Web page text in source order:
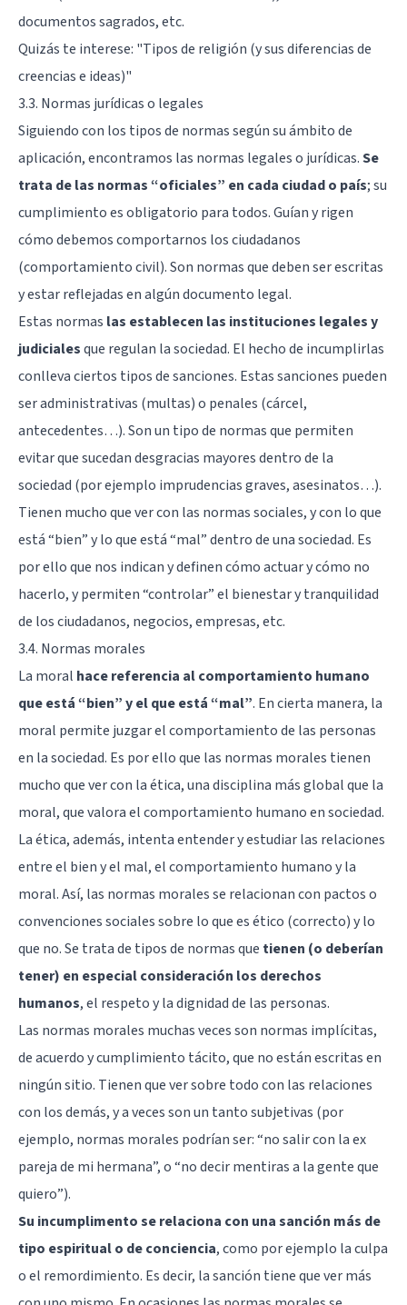
documentos sagrados, etc.
Quizás te interese: "Tipos de religión (y sus diferencias de
creencias e ideas)"
3.3. Normas jurídicas o legales
Siguiendo con los tipos de normas según su ámbito de
aplicación, encontramos las normas legales o jurídicas.Se
trata de las normas “oficiales” en cada ciudad o país; su
cumplimiento es obligatorio para todos. Guían y rigen
cómo debemos comportarnos los ciudadanos
(comportamiento civil). Son normas que deben ser escritas
y estar reflejadas en algún documento legal.
Estas normas las establecen las instituciones legales y
judicialesque regulan la sociedad. El hecho de incumplirlas
conlleva ciertos tipos de sanciones. Estas sanciones pueden
ser administrativas (multas) o penales (cárcel,
antecedentes…). Son un tipo de normas que permiten
evitar que sucedan desgracias mayores dentro de la
sociedad (por ejemplo imprudencias graves, asesinatos…).
Tienen mucho que ver con las normas sociales, y con lo que
está “bien” y lo que está “mal” dentro de una sociedad. Es
por ello que nos indican y definen cómo actuar y cómo no
hacerlo, y permiten “controlar” el bienestar y tranquilidad
de los ciudadanos, negocios, empresas, etc.
3.4. Normas morales
La moral hace referencia al comportamiento humano
que está “bien” y el que está “mal”. En cierta manera, la
moral permite juzgar el comportamiento de las personas
en la sociedad. Es por ello que las normas morales tienen
mucho que ver con la ética, una disciplina más global que la
moral, que valora el comportamiento humano en sociedad.
La ética, además, intenta entender y estudiar las relaciones
entre el bien y el mal, el comportamiento humano y la
moral. Así, las normas morales se relacionan con pactos o
convenciones sociales sobre lo que es ético (correcto) y lo
que no. Se trata de tipos de normas que tienen (o deberían
tener) en especial consideración los derechos
humanos, el respeto y la dignidad de las personas.
Las normas morales muchas veces son normas implícitas,
de acuerdo y cumplimiento tácito, que no están escritas en
ningún sitio. Tienen que ver sobre todo con las relaciones
con los demás, y a veces son un tanto subjetivas (por
ejemplo, normas morales podrían ser: “no salir con la ex
pareja de mi hermana”, o “no decir mentiras a la gente que
quiero”).
Su incumplimento se relaciona con una sanción más de
tipo espiritual o de conciencia, como por ejemplo la culpa
o el remordimiento. Es decir, la sanción tiene que ver más